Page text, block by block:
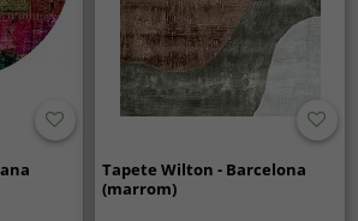
Tapete Wilton - Barcelona
(marrom)